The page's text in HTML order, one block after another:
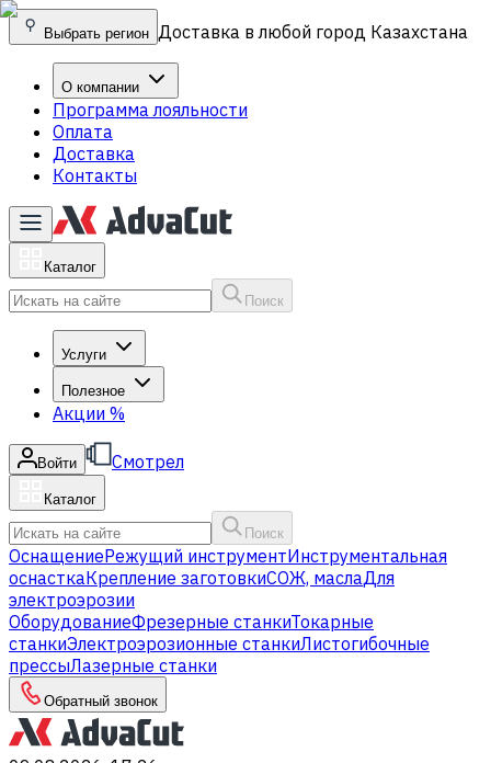
Выбрать регион Доставка в любой город Казахстана
О компании
Программа лояльности
Оплата
Доставка
Контакты
Каталог
Поиск
Услуги
Полезное
Акции %
Войти Смотрел
Каталог
Поиск
ОснащениеРежущий инструментИнструментальная
оснасткаКрепление заготовкиСОЖ, маслаДля
электроэрозии
ОборудованиеФрезерные станкиТокарные
станкиЭлектроэрозионные станкиЛистогибочные
прессыЛазерные станки
Обратный звонок